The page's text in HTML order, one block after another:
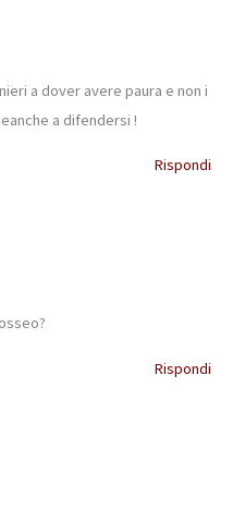
a dover avere paura e non i
a difendersi !
Rispondi
Rispondi